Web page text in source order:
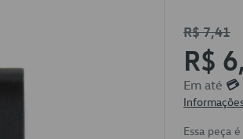
R$ 7,41
R$
Em até 💳
Essa peça